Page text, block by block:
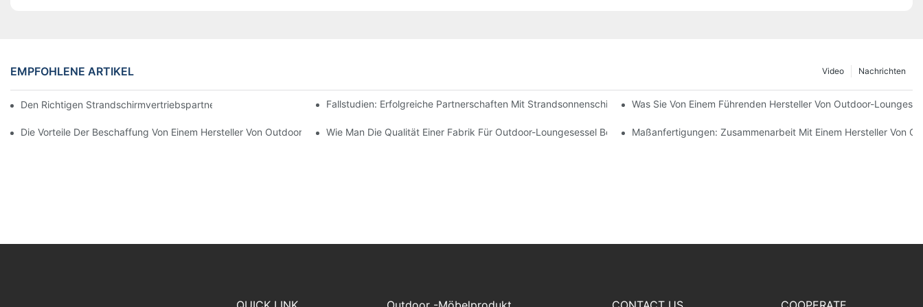
EMPFOHLENE ARTIKEL Nachrichten
Video
Den Richtigen Strandschirmvertriebspartner Für Ihre Geschäftlichen Bedürfnisse FindenFallstudien: Erfolgreiche Partnerschaften Mit StrandsonnenschirmvertreibernWas Sie Von Einem Führenden Hersteller Von Outdoor-
Die Vorteile Der Beschaffung Von Einem Hersteller Von Outdoor-Lounge-StühlenWie Man Die Qualität Einer Fabrik Für Outdoor-Loungesessel BeurteiltMaßanfertigungen: Zusammenarbeit Mit Einem Hersteller Von